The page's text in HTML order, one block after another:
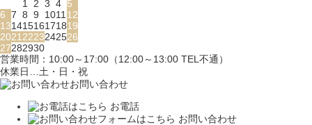
1 2 3 4 5
6 7 8 9 1011 12
13141516171819
2021 2223242526
27282930
営業時間：10:00～17:00（12:00～13:00 TEL不通）
休業日…土・日・祝
お問い合わせ
お電話
お問い合わせ